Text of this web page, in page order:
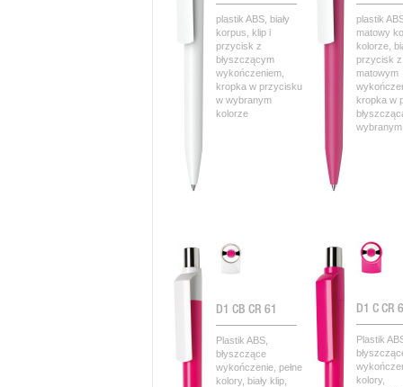
plastik ABS, biały
korpus, klip i
przycisk z
błyszczącym
wykończeniem,
kropka w przycisku
w wybranym
kolorze
plastik
matowy
kolorze,
przycisk z
matowym
kropka w
D1 CB CR 61
Plastik ABS,
błyszczące
wykończenie, pełne
kolory, biały klip,
D1 C CR
Plastik
kolory,